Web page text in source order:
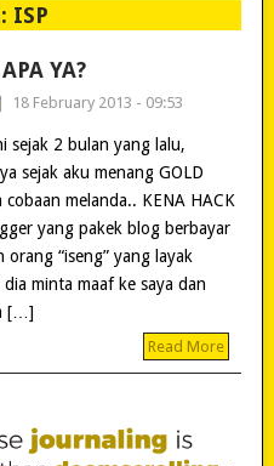
ISP
YA?
18 February 2013 - 09:53
sejak 2 bulan yang lalu,
sejak aku menang GOLD
melanda.. KENA HACK
yang pakek blog berbayar
“iseng” yang layak
minta maaf ke saya dan
[…]
Read More